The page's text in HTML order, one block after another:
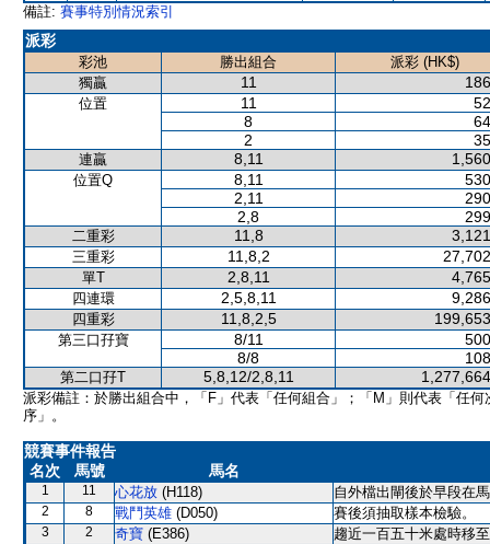
備註: 賽事特別情況索引
派彩
彩池 勝出組合
派彩 (HK$)
獨贏
11
位置 11
8
2
連贏 8,11
位置Q 8,11
2,11
2,8
二重彩 11,8
三重彩 11,8,2
單T 2,8,11
四連環 2,5,8,11
四重彩 11,8,2,5
第三口孖寶 8/11
8/8
第二口孖T 5,8,12/2,8,11
派彩備註：於勝出組合中，「F」代表「任何組合」；「M」則代表「任何
序」。
競賽事件報告
名次
馬號 馬名
1 11 心花放 (H118) 自外檔出閘後於早段在
2 8 戰鬥英雄 (D050) 賽後須抽取樣本檢驗。
3 2 奇寶 (E386) 趨近一百五十米處時移